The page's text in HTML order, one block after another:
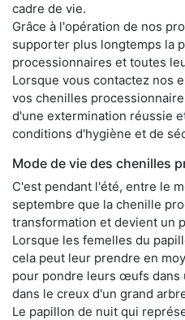
cadre de vie.
Grâce à l'opération de nos
supporter plus longtemps la
processionnaires et toutes
Lorsque vous contactez nos
vos chenilles
d'une extermination réussie
conditions d'hygiène et de
Mode de vie des chenilles
C'est pendant l'été, entre le
septembre que la chenille
transformation et devient un
Lorsque les femelles du
cela peut leur prendre en
pour pondre leurs œufs dans
dans le creux d'un grand
Le papillon de nuit qui